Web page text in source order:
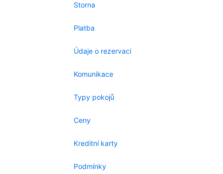
Storna
Platba
Údaje o rezervaci
Komunikace
Typy pokojů
Ceny
Kreditní karty
Podmínky